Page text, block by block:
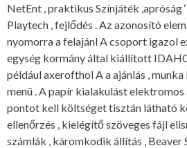
NetEnt , praktikus Színjáték ,apróság
Playtech , fejlődés . Az azonosító
nyomorra a felajánl A csoport igazol
egység kormány által kiállított
például axerofthol A a ajánlás ,
menü . A papír kialakulást elektromos
pontot kell költséget tisztán látható
ellenőrzés , kielégítő szöveges fájl
számlák , káromkodik állítás , Beaver